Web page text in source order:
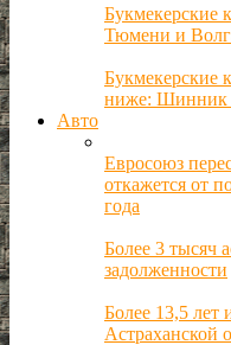
Букмекерские
Тюмени и
Букмекерские
ниже: Шинник
Авто
Евросоюз
откажется от
года
Более 3 тысяч
задолженности
Более 13,5 лет
Астраханской